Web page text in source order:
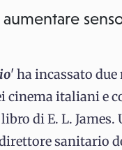
' ha incassato
cinema italiani e
di E. L.
sanitario